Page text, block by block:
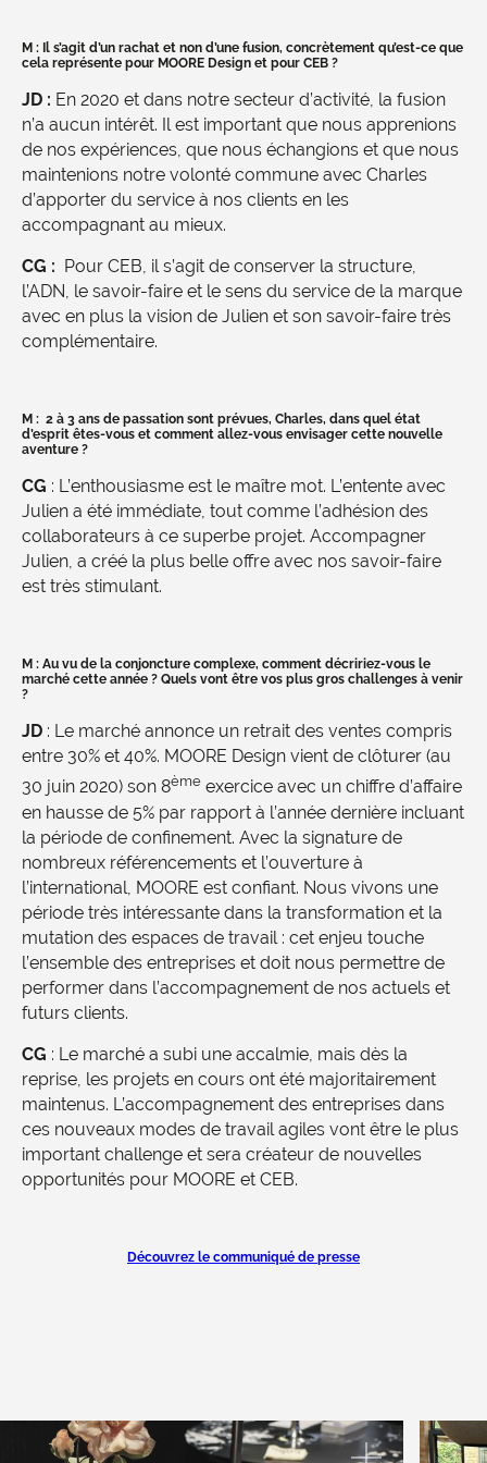
M : Il s’agit d’un rachat et non d’une fusion, concrètement qu’est-ce que
cela représente pour MOORE Design et pour CEB ?
JD : En 2020 et dans notre secteur d’activité, la fusion
n’a aucun intérêt. Il est important que nous apprenions
de nos expériences, que nous échangions et que nous
maintenions notre volonté commune avec Charles
d’apporter du service à nos clients en les
accompagnant au mieux.
CG : Pour CEB, il s’agit de conserver la structure,
l’ADN, le savoir-faire et le sens du service de la marque
avec en plus la vision de Julien et son savoir-faire très
complémentaire.
M : 2 à 3 ans de passation sont prévues, Charles, dans quel état
d’esprit êtes-vous et comment allez-vous envisager cette nouvelle
aventure ?
CG : L’enthousiasme est le maître mot. L’entente avec
Julien a été immédiate, tout comme l’adhésion des
collaborateurs à ce superbe projet. Accompagner
Julien, a créé la plus belle offre avec nos savoir-faire
est très stimulant.
M : Au vu de la conjoncture complexe, comment décririez-vous le
marché cette année ? Quels vont être vos plus gros challenges à venir
?
JD : Le marché annonce un retrait des ventes compris
entre 30% et 40%. MOORE Design vient de clôturer (au
30 juin 2020) son 8ème exercice avec un chiffre d’affaire
en hausse de 5% par rapport à l’année dernière incluant
la période de confinement. Avec la signature de
nombreux référencements et l’ouverture à
l’international, MOORE est confiant. Nous vivons une
période très intéressante dans la transformation et la
mutation des espaces de travail : cet enjeu touche
l’ensemble des entreprises et doit nous permettre de
performer dans l’accompagnement de nos actuels et
futurs clients.
CG : Le marché a subi une accalmie, mais dès la
reprise, les projets en cours ont été majoritairement
maintenus. L’accompagnement des entreprises dans
ces nouveaux modes de travail agiles vont être le plus
important challenge et sera créateur de nouvelles
opportunités pour MOORE et CEB.
Découvrez le communiqué de presse